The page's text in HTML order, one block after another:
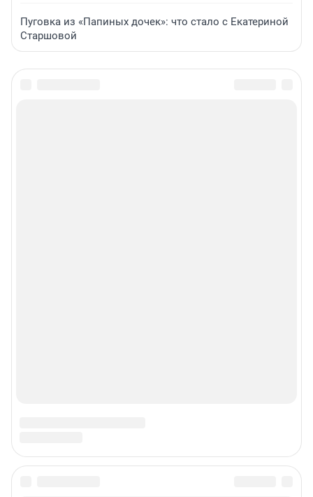
Пуговка из «Папиных дочек»: что стало с Екатериной
Старшовой